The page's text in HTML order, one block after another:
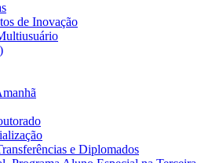
de Inovação
e Diplomados